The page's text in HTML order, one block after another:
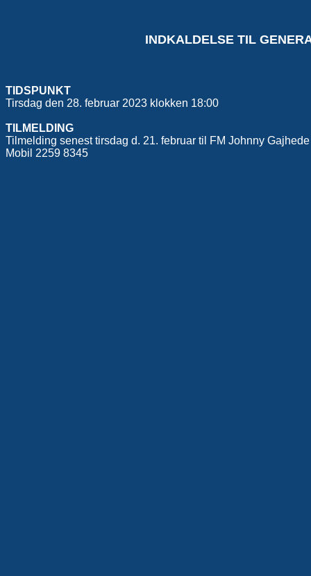
INDKALDELSE TIL
TIDSPUNKT
Tirsdag den 28. februar 2023 klokken 18:00
TILMELDING
Tilmelding senest tirsdag d. 21. februar til FM Johnny Gajhede
Mobil 2259 8345